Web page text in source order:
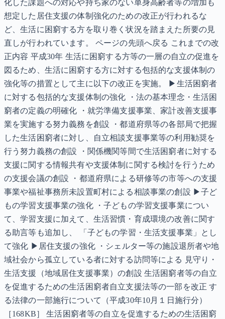
化した課題への対応や持ち家のない単身高齢者等の増加も
想定した居住支援の体制強化のための改正が行われるな
ど、生活に困窮する方を取り巻く状況を踏まえた所要の見
直しが行われています。 ページの先頭へ戻る これまでの改
正内容 平成30年 生活に困窮する方等の一層の自立の促進を
図るため、生活に困窮する方に対する包括的な支援体制の
強化等の措置として主に以下の改正を実施。 ▶生活困窮者
に対する包括的な支援体制の強化 ・法の基本理念・生活困
窮者の定義の明確化 ・就労準備支援事業、家計改善支援事
業を実施する努力義務を創設 ・都道府県等の各部局で把握
した生活困窮者に対し、自立相談支援事業等の利用勧奨を
行う努力義務の創設 ・関係機関等間で生活困窮者に対する
支援に関する情報共有や支援体制に関する検討を行うため
の支援会議の創設 ・都道府県による研修等の市等への支援
事業や福祉事務所未設置町村による相談事業の創設 ▶子ど
もの学習支援事業の強化 ・子どもの学習支援事業につい
て、学習支援に加えて、生活習慣・育成環境の改善に関す
る助言等も追加し、 「子どもの学習・生活支援事業」とし
て強化 ▶居住支援の強化 ・シェルター等の施設退所者や地
域社会から孤立している者に対する訪問等による 見守り・
生活支援（地域居住支援事業）の創設 生活困窮者等の自立
を促進するための生活困窮者自立支援法等の一部を改正 す
る法律の一部施行について（平成30年10月１日施行分）
［168KB］ 生活困窮者等の自立を促進するための生活困窮